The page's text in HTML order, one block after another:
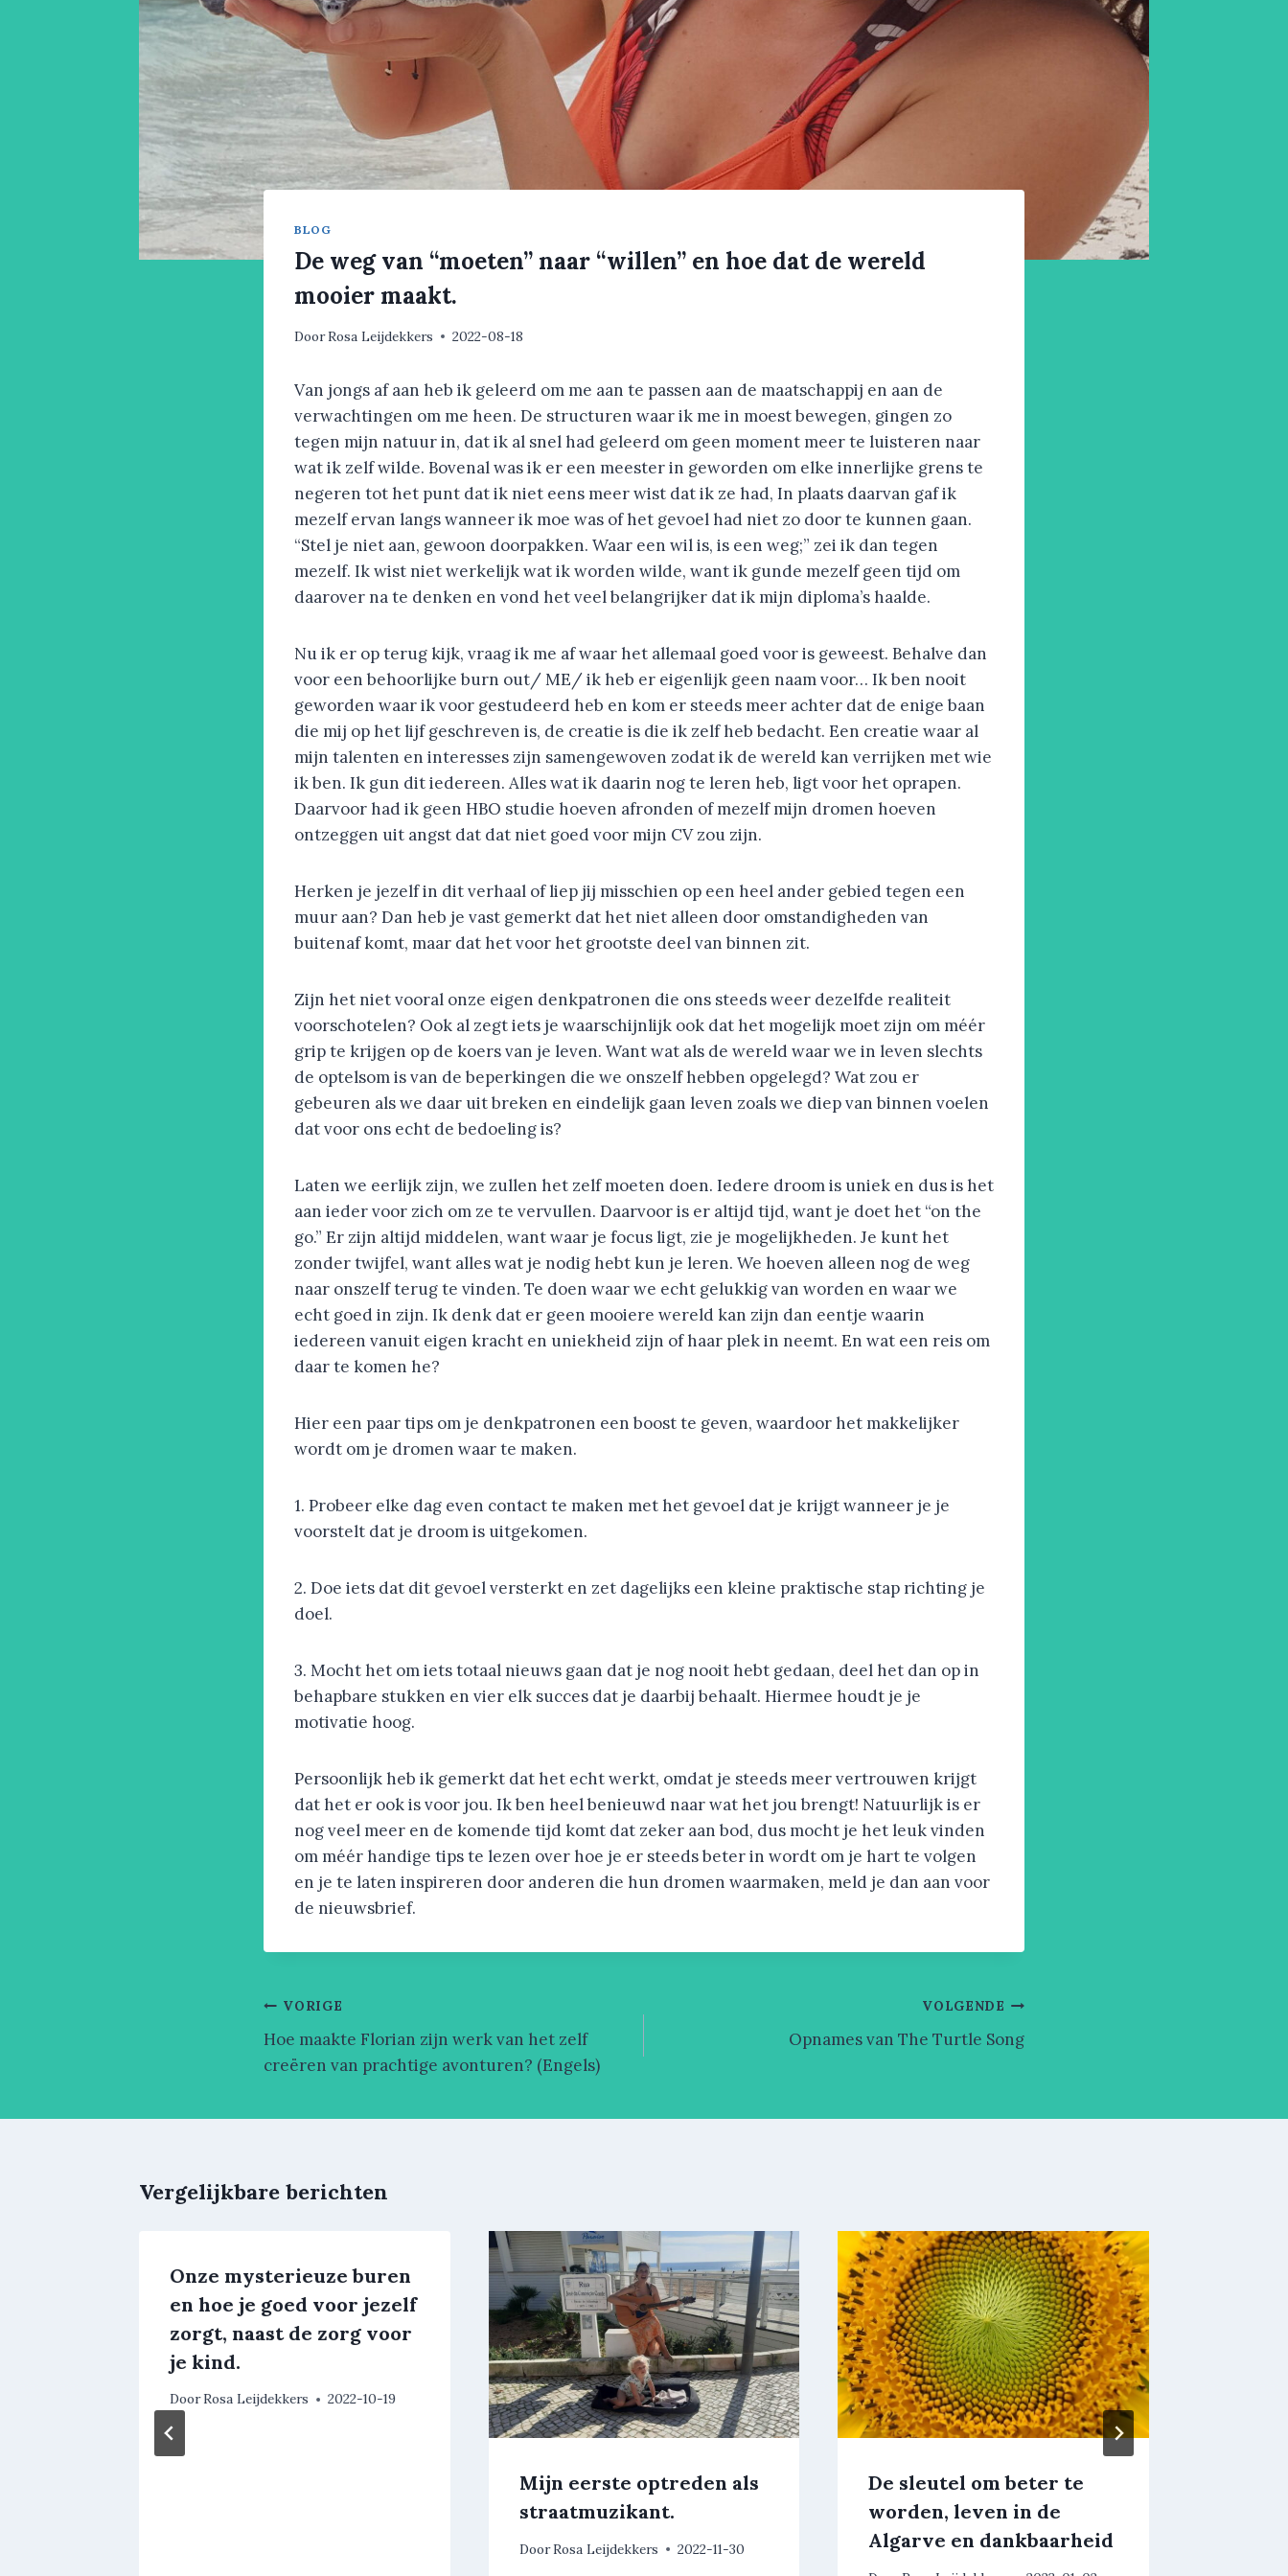
BLOG
De weg van “moeten” naar “willen” en hoe dat de wereld
mooier maakt.
DoorRosa Leijdekkers 2022-08-18
Van jongs af aan heb ik geleerd om me aan te passen aan de maatschappij en aan de
verwachtingen om me heen. De structuren waar ik me in moest bewegen, gingen zo
tegen mijn natuur in, dat ik al snel had geleerd om geen moment meer te luisteren naar
wat ik zelf wilde. Bovenal was ik er een meester in geworden om elke innerlijke grens te
negeren tot het punt dat ik niet eens meer wist dat ik ze had, In plaats daarvan gaf ik
mezelf ervan langs wanneer ik moe was of het gevoel had niet zo door te kunnen gaan.
“Stel je niet aan, gewoon doorpakken. Waar een wil is, is een weg;” zei ik dan tegen
mezelf. Ik wist niet werkelijk wat ik worden wilde, want ik gunde mezelf geen tijd om
daarover na te denken en vond het veel belangrijker dat ik mijn diploma’s haalde.
Nu ik er op terug kijk, vraag ik me af waar het allemaal goed voor is geweest. Behalve dan
voor een behoorlijke burn out/ ME/ ik heb er eigenlijk geen naam voor… Ik ben nooit
geworden waar ik voor gestudeerd heb en kom er steeds meer achter dat de enige baan
die mij op het lijf geschreven is, de creatie is die ik zelf heb bedacht. Een creatie waar al
mijn talenten en interesses zijn samengewoven zodat ik de wereld kan verrijken met wie
ik ben. Ik gun dit iedereen. Alles wat ik daarin nog te leren heb, ligt voor het oprapen.
Daarvoor had ik geen HBO studie hoeven afronden of mezelf mijn dromen hoeven
ontzeggen uit angst dat dat niet goed voor mijn CV zou zijn.
Herken je jezelf in dit verhaal of liep jij misschien op een heel ander gebied tegen een
muur aan? Dan heb je vast gemerkt dat het niet alleen door omstandigheden van
buitenaf komt, maar dat het voor het grootste deel van binnen zit.
Zijn het niet vooral onze eigen denkpatronen die ons steeds weer dezelfde realiteit
voorschotelen? Ook al zegt iets je waarschijnlijk ook dat het mogelijk moet zijn om méér
grip te krijgen op de koers van je leven. Want wat als de wereld waar we in leven slechts
de optelsom is van de beperkingen die we onszelf hebben opgelegd? Wat zou er
gebeuren als we daar uit breken en eindelijk gaan leven zoals we diep van binnen voelen
dat voor ons echt de bedoeling is?
Laten we eerlijk zijn, we zullen het zelf moeten doen. Iedere droom is uniek en dus is het
aan ieder voor zich om ze te vervullen. Daarvoor is er altijd tijd, want je doet het “on the
go.” Er zijn altijd middelen, want waar je focus ligt, zie je mogelijkheden. Je kunt het
zonder twijfel, want alles wat je nodig hebt kun je leren. We hoeven alleen nog de weg
naar onszelf terug te vinden. Te doen waar we echt gelukkig van worden en waar we
echt goed in zijn. Ik denk dat er geen mooiere wereld kan zijn dan eentje waarin
iedereen vanuit eigen kracht en uniekheid zijn of haar plek in neemt. En wat een reis om
daar te komen he?
Hier een paar tips om je denkpatronen een boost te geven, waardoor het makkelijker
wordt om je dromen waar te maken.
1. Probeer elke dag even contact te maken met het gevoel dat je krijgt wanneer je je
voorstelt dat je droom is uitgekomen.
2. Doe iets dat dit gevoel versterkt en zet dagelijks een kleine praktische stap richting je
doel.
3. Mocht het om iets totaal nieuws gaan dat je nog nooit hebt gedaan, deel het dan op in
behapbare stukken en vier elk succes dat je daarbij behaalt. Hiermee houdt je je
motivatie hoog.
Persoonlijk heb ik gemerkt dat het echt werkt, omdat je steeds meer vertrouwen krijgt
dat het er ook is voor jou. Ik ben heel benieuwd naar wat het jou brengt! Natuurlijk is er
nog veel meer en de komende tijd komt dat zeker aan bod, dus mocht je het leuk vinden
om méér handige tips te lezen over hoe je er steeds beter in wordt om je hart te volgen
en je te laten inspireren door anderen die hun dromen waarmaken, meld je dan aan voor
de nieuwsbrief.
Bericht
navigatie
VORIGE
Hoe maakte Florian zijn werk van het zelf
creëren van prachtige avonturen? (Engels)
VOLGENDE
Opnames van The Turtle Song
Vergelijkbare berichten
Onze mysterieuze buren
en hoe je goed voor jezelf
zorgt, naast de zorg voor
je kind.
DoorRosa Leijdekkers 2022-10-19
Mijn eerste optreden als
straatmuzikant.
DoorRosa Leijdekkers 2022-11-30
De sleutel om beter te
worden, leven in de
Algarve en dankbaarheid